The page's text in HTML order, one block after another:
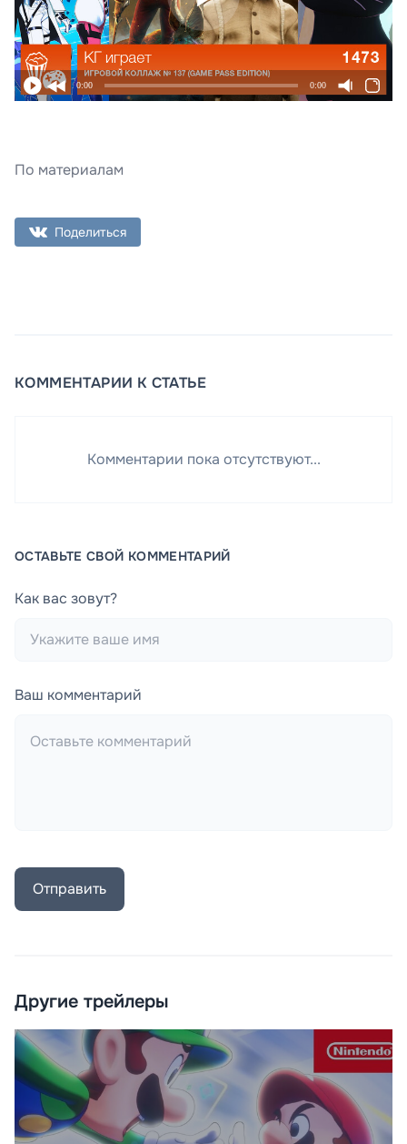
0:00 0:00
По материалам
Поделиться
КОММЕНТАРИИ К СТАТЬЕ
Комментарии пока отсутствуют...
ОСТАВЬТЕ СВОЙ КОММЕНТАРИЙ
Как вас зовут?
Ваш комментарий
Отправить
Другие трейлеры